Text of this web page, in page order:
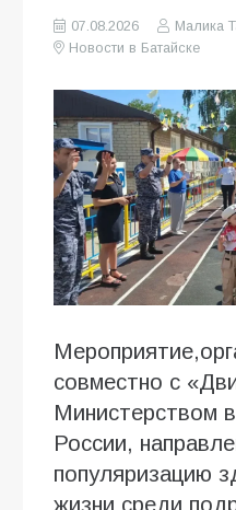
07.08.2026
Малика
Новости в Батайске
совместно с
Министерством
России,
популяризацию
жизни среди